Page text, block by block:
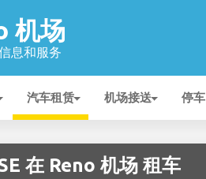
机场
息和服务
汽车租赁 机场接送 停车
在 Reno 机场 租车